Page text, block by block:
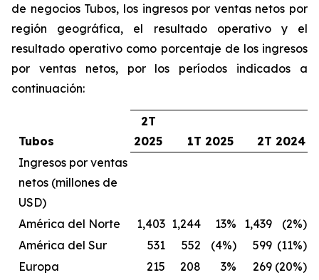
de negocios Tubos, los ingresos por ventas netos por
región geográfica, el resultado operativo y el
resultado operativo como porcentaje de los ingresos
por ventas netos, por los períodos indicados a
continuación:
Tubos
2T
2025
1T 2025
2T 2024
Ingresos por ventas
netos (millones de
USD)
América del Norte
1,403 1,244 13% 1,439
(2%)
América del Sur
531 552 (4%) 599 (11%)
Europa
215 208 3% 269 (20%)